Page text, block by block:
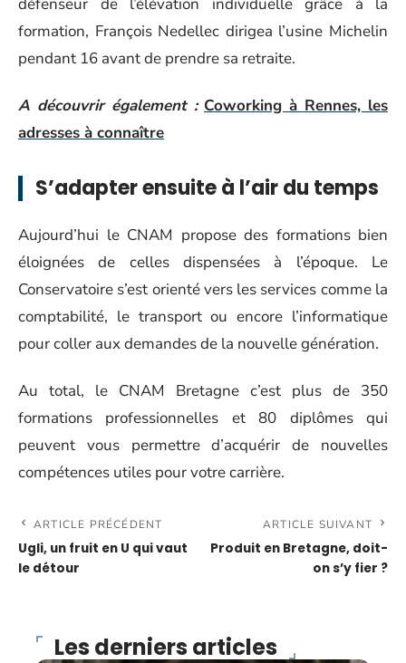
formation, François Nedellec dirigea l’usine Michelin
pendant 16 avant de prendre sa retraite.
A découvrir également : Coworking à Rennes, les
adresses à connaître
S’adapter ensuite à l’air du temps
Aujourd’hui le CNAM propose des formations bien
éloignées de celles dispensées à l’époque. Le
Conservatoire s’est orienté vers les services comme la
comptabilité, le transport ou encore l’informatique
pour coller aux demandes de la nouvelle génération.
Au total, le CNAM Bretagne c’est plus de 350
formations professionnelles et 80 diplômes qui
peuvent vous permettre d’acquérir de nouvelles
compétences utiles pour votre carrière.
ARTICLE PRÉCÉDENT
Ugli, un fruit en U qui vaut
le détour
ARTICLE SUIVANT
Produit en Bretagne, doit-
on s’y fier ?
Les derniers articles